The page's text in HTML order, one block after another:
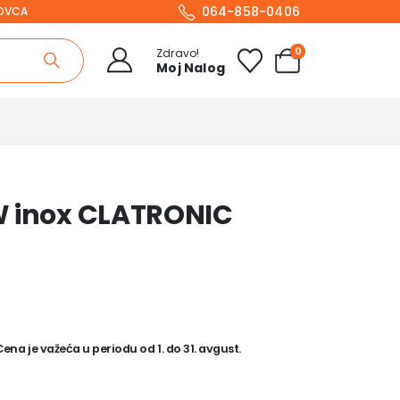
064-858-0406
Zdravo!
Moj Nalog
0
CLATRONIC
je važeća u periodu od 1. do 31. avgust.